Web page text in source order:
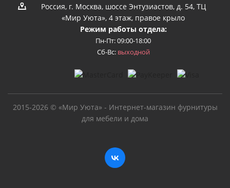
Россия, г. Москва, шоссе Энтузиастов, д. 54, ТЦ
«Мир Уюта», 4 этаж, правое крыло
Режим работы отдела:
Пн-Пт: 09:00-18:00
Сб-Вс: выходной
2015-2026 © «Мир Уюта» - Интернет-магазин фурнитуры
для мебели и дома